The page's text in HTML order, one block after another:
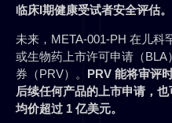
临床I期健康受试者安全评估。
未来，META-001-PH 在儿科
或生物药上市许可申请（
券（PRV）。 PRV 能将审评
后续任何产品的上市申请， 也
均价超过 1 亿美元。